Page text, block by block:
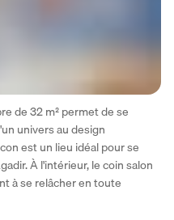
de 32 m² permet de se
univers au design
est un lieu idéal pour se
À l'intérieur, le coin salon
à se relâcher en toute